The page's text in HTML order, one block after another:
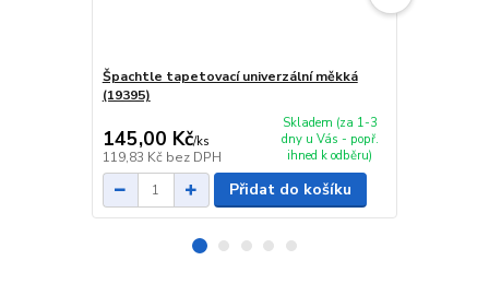
Špachtle tapetovací univerzální měkká
(19395)
145,00 Kč/ks
119,83 Kč bez DPH
Skladem (za 1-3
dny u Vás - popř.
ihned k odběru)
Přidat do košíku